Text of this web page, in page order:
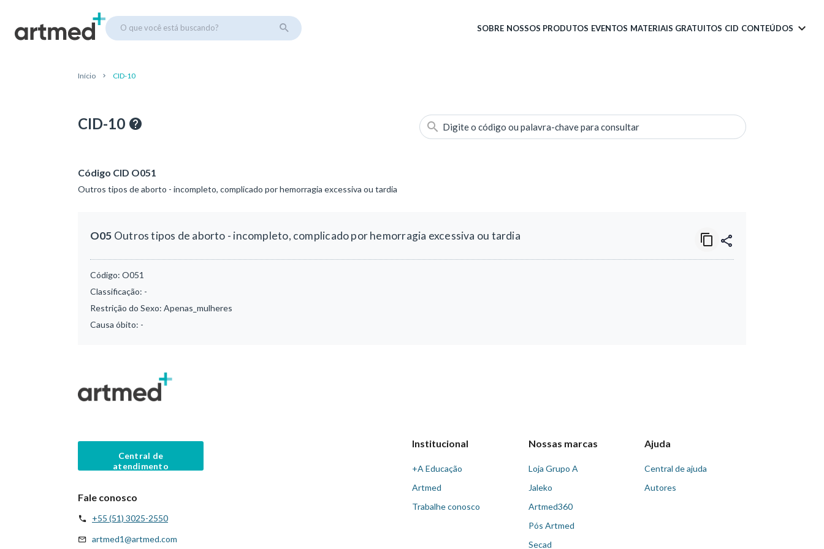
O que você está buscando? SOBRE NOSSOS PRODUTOS EVENTOS MATERIAIS GRATUITOS CID CONTEÚDOS
Início CID-10
CID-10 Digite o código ou palavra-chave para consultar
Código CID O051
Outros tipos de aborto - incompleto, complicado por hemorragia excessiva ou tardia
O05 Outros tipos de aborto - incompleto, complicado por hemorragia excessiva ou tardia
Código: O051
Classificação: -
Restrição do Sexo: Apenas_mulheres
Causa óbito: -
Central de
atendimento
Fale conosco
+55 (51) 3025-2550
artmed1@artmed.com
Institucional
+A Educação
Artmed
Trabalhe conosco
Nossas marcas
Loja Grupo A
Jaleko
Artmed360
Pós Artmed
Secad
Ajuda
Central de ajuda
Autores